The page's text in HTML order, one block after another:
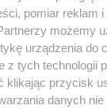
i kontuszu
i Zbigniew
Adam Leja,
pomiar reklam
możemy
urządzenia do
tych technologii
przycisk
danych